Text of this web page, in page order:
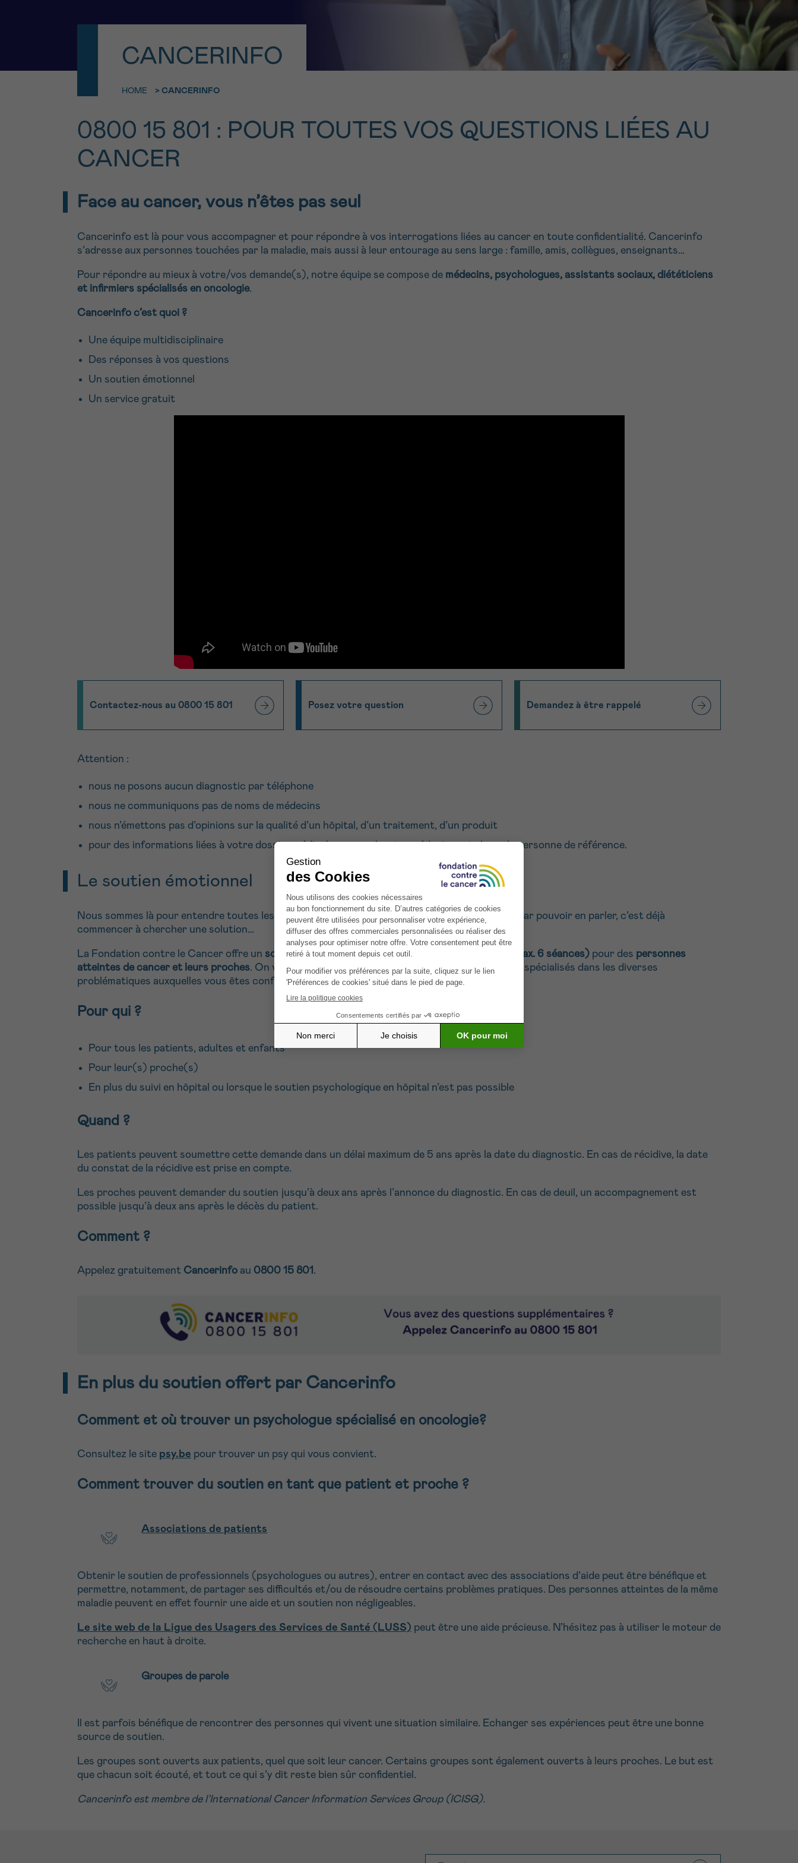
CANCERINFO
HOME > CANCERINFO
0800 15 801 : POUR TOUTES VOS QUESTIONS LIÉES AU
CANCER
Face au cancer, vous n’êtes pas seul
Cancerinfo est là pour vous accompagner et pour répondre à vos interrogations liées au cancer en toute confidentialité. Cancerinfo
s’adresse aux personnes touchées par la maladie, mais aussi à leur entourage au sens large : famille, amis, collègues, enseignants…
Pour répondre au mieux à votre/vos demande(s), notre équipe se compose de médecins, psychologues, assistants sociaux, diététiciens
et infirmiers spécialisés en oncologie.
Cancerinfo c’est quoi ?
Une équipe multidisciplinaire
Des réponses à vos questions
Un soutien émotionnel
Un service gratuit
Contactez-nous au 0800 15 801 Posez votre question Demandez à être rappelé
Attention :
nous ne posons aucun diagnostic par téléphone
nous ne communiquons pas de noms de médecins
nous n’émettons pas d’opinions sur la qualité d’un hôpital, d’un traitement, d’un produit
pour des informations liées à votre dossier médical personnel, votre médecin reste la seule personne de référence.
Le soutien émotionnel
Nous sommes là pour entendre toutes les difficultés que vous rencontrez à cause du cancer. Car pouvoir en parler, c’est déjà
commencer à chercher une solution…
La Fondation contre le Cancer offre un soutien psychologique par téléphone court terme (max. 6 séances) pour des personnes
atteintes de cancer et leurs proches. On vous mettra en contat avec l’un de nos psychologues spécialisés dans les diverses
problématiques auxquelles vous êtes confrontés.
Pour qui ?
Pour tous les patients, adultes et enfants
Pour leur(s) proche(s)
En plus du suivi en hôpital ou lorsque le soutien psychologique en hôpital n’est pas possible
Quand ?
Les patients peuvent soumettre cette demande dans un délai maximum de 5 ans après la date du diagnostic. En cas de récidive, la date
du constat de la récidive est prise en compte.
Les proches peuvent demander du soutien jusqu’à deux ans après l’annonce du diagnostic. En cas de deuil, un accompagnement est
possible jusqu’à deux ans après le décès du patient.
Comment ?
Appelez gratuitement Cancerinfo au 0800 15 801 .
En plus du soutien offert par Cancerinfo
Comment et où trouver un psychologue spécialisé en oncologie?
Consultez le site psy.be pour trouver un psy qui vous convient.
Comment trouver du soutien en tant que patient et proche ?
Associations de patients
Obtenir le soutien de professionnels (psychologues ou autres), entrer en contact avec des associations d’aide peut être bénéfique et
permettre, notamment, de partager ses difficultés et/ou de résoudre certains problèmes pratiques. Des personnes atteintes de la même
maladie peuvent en effet fournir une aide et un soutien non négligeables.
Le site web de la Ligue des Usagers des Services de Santé (LUSS) peut être une aide précieuse. N’hésitez pas à utiliser le moteur de
recherche en haut à droite.
Groupes de parole
Il est parfois bénéfique de rencontrer des personnes qui vivent une situation similaire. Echanger ses expériences peut être une bonne
source de soutien.
Les groupes sont ouverts aux patients, quel que soit leur cancer. Certains groupes sont également ouverts à leurs proches. Le but est
que chacun soit écouté, et tout ce qui s’y dit reste bien sûr confidentiel.
Cancerinfo est membre de l’International Cancer Information Services Group (ICISG).
Par téléphone
0800 15 801 lu-ve 9h à 18h
Via le formulaire de
contact
Cancerinfo
E-MAIL
*CHAMP OBLIGATOIRE
13h-16h